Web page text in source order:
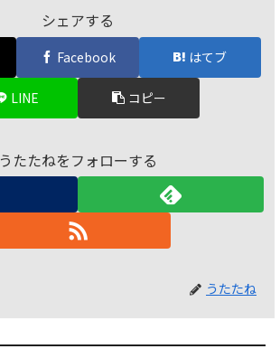
シェアする
Facebook はてブ
LINE コピー
うたたねをフォローする
うたたね